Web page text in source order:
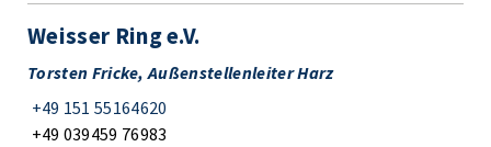
Weisser Ring e.V.
Torsten Fricke, Außenstellenleiter Harz
+49 151 55164620
+49 039459 76983